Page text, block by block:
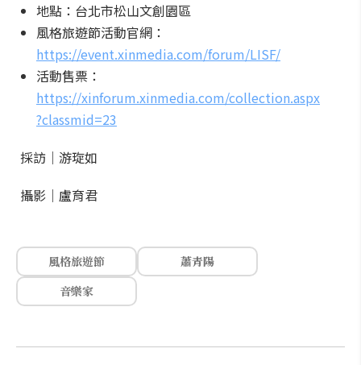
地點：台北市松山文創園區
風格旅遊節活動官網：
https://event.xinmedia.com/forum/LISF/
活動售票：
https://xinforum.xinmedia.com/collection.aspx
?classmid=23
採訪｜游琁如
攝影｜盧育君
風格旅遊節
蕭青陽
音樂家